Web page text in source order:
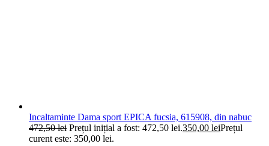
Incaltaminte Dama sport EPICA fucsia, 615908, din nabuc
472,50lei Prețul inițial a fost: 472,50 lei.350,00 leiPrețul
curent este: 350,00 lei.